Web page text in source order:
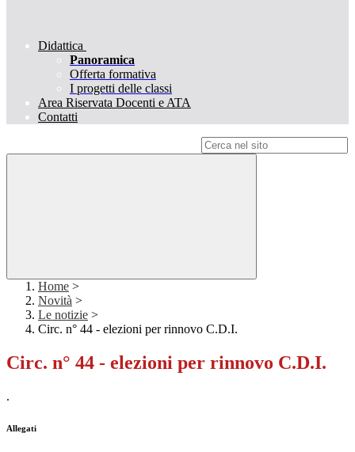
Didattica
Panoramica
Offerta formativa
I progetti delle classi
Area Riservata Docenti e ATA
Contatti
Home >
Novità >
Le notizie >
Circ. n° 44 - elezioni per rinnovo C.D.I.
Circ. n° 44 - elezioni per rinnovo C.D.I.
.
Allegati